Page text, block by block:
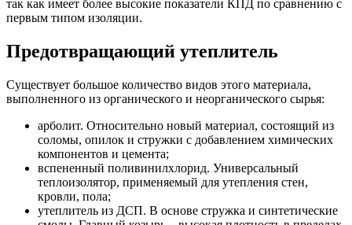
так как имеет более высокие показатели КПД по сравнению с
первым типом изоляции.
Предотвращающий утеплитель
Существует большое количество видов этого материала,
выполненного из органического и неорганического сырья:
арболит. Относительно новый материал, состоящий из
соломы, опилок и стружки с добавлением химических
компонентов и цемента;
вспененный поливинилхлорид. Универсальный
теплоизолятор, применяемый для утепления стен,
кровли, пола;
утеплитель из ДСП. В основе стружка и синтетические